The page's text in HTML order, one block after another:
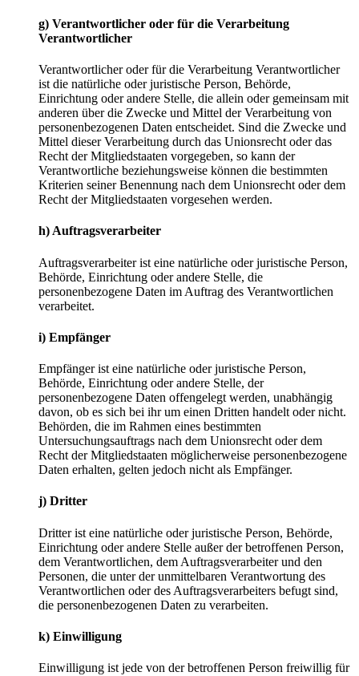
g) Verantwortlicher oder für die Verarbeitung
Verantwortlicher
Verantwortlicher oder für die Verarbeitung Verantwortlicher
ist die natürliche oder juristische Person, Behörde,
Einrichtung oder andere Stelle, die allein oder gemeinsam mit
anderen über die Zwecke und Mittel der Verarbeitung von
personenbezogenen Daten entscheidet. Sind die Zwecke und
Mittel dieser Verarbeitung durch das Unionsrecht oder das
Recht der Mitgliedstaaten vorgegeben, so kann der
Verantwortliche beziehungsweise können die bestimmten
Kriterien seiner Benennung nach dem Unionsrecht oder dem
Recht der Mitgliedstaaten vorgesehen werden.
h) Auftragsverarbeiter
Auftragsverarbeiter ist eine natürliche oder juristische Person,
Behörde, Einrichtung oder andere Stelle, die
personenbezogene Daten im Auftrag des Verantwortlichen
verarbeitet.
i) Empfänger
Empfänger ist eine natürliche oder juristische Person,
Behörde, Einrichtung oder andere Stelle, der
personenbezogene Daten offengelegt werden, unabhängig
davon, ob es sich bei ihr um einen Dritten handelt oder nicht.
Behörden, die im Rahmen eines bestimmten
Untersuchungsauftrags nach dem Unionsrecht oder dem
Recht der Mitgliedstaaten möglicherweise personenbezogene
Daten erhalten, gelten jedoch nicht als Empfänger.
j) Dritter
Dritter ist eine natürliche oder juristische Person, Behörde,
Einrichtung oder andere Stelle außer der betroffenen Person,
dem Verantwortlichen, dem Auftragsverarbeiter und den
Personen, die unter der unmittelbaren Verantwortung des
Verantwortlichen oder des Auftragsverarbeiters befugt sind,
die personenbezogenen Daten zu verarbeiten.
k) Einwilligung
Einwilligung ist jede von der betroffenen Person freiwillig für